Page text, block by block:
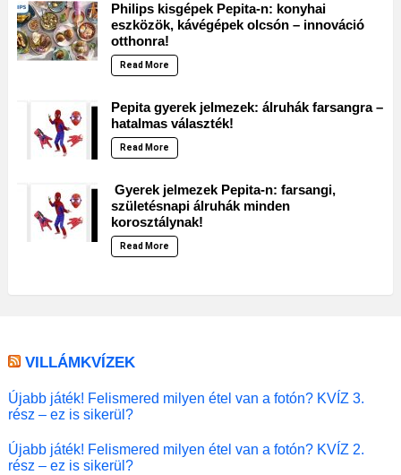
Philips kisgépek Pepita-n: konyhai
eszközök, kávégépek olcsón – innováció
otthonra!
Read More
Pepita gyerek jelmezek: álruhák farsangra –
hatalmas választék!
Read More
Gyerek jelmezek Pepita-n: farsangi,
születésnapi álruhák minden
korosztálynak!
Read More
VILLÁMKVÍZEK
Újabb játék! Felismered milyen étel van a fotón? KVÍZ 3.
rész – ez is sikerül?
Újabb játék! Felismered milyen étel van a fotón? KVÍZ 2.
rész – ez is sikerül?